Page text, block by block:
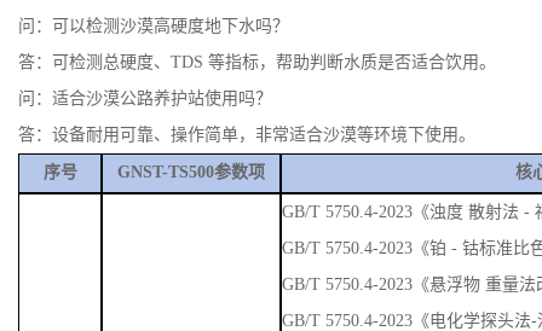
问：可以检测沙漠高硬度地下水吗？
答：可检测总硬度、TDS 等指标，帮助判断水质是否适合饮用。
问：适合沙漠公路养护站使用吗？
答：设备耐用可靠、操作简单，非常适合沙漠等环境下使用。
序号 GNST-TS500参数项 核
GB/T 5750.4-2023《浊度 散射法
GB/T 5750.4-2023《铂 - 钴标准比
GB/T 5750.4-2023《悬浮物 重量法
GB/T 5750.4-2023《电化学探头法